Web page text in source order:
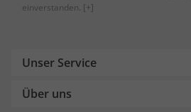
einverstanden. [+]
Unser Service
Über uns